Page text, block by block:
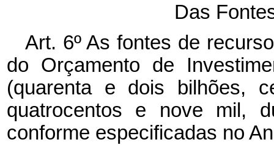
Das
Art. 6º As fontes de
do Orçamento de
(quarenta e dois bilhões,
quatrocentos e nove mil,
conforme especificadas no